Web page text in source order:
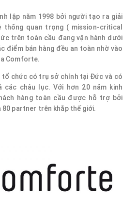
lập năm 1998 bởi người tạo ra giải
thống quan trọng ( mission-critical
trên toàn cầu đang vận hành dưới
điểm bán hàng đều an toàn nhờ vào
Comforte.
tổ chức có trụ sở chính tại Đức và có
các châu lục. Với hơn 20 năm kinh
hàng toàn cầu được hỗ trợ bởi
80 partner trên khắp thế giới.